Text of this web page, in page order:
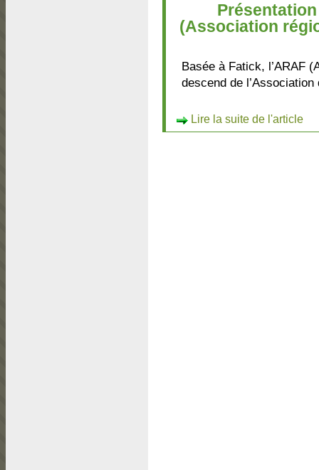
Présentation
(Association
Basée à Fatick, l’ARAF
descend de
Lire la suite de l'article